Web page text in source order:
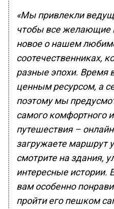
«Мы привлекли
чтобы все желающие
новое о нашем
соотечественниках,
разные эпохи. Время
ценным ресурсом, а
поэтому мы
самого комфортного
путешествия –
загружаете маршрут
смотрите на здания,
интересные истории.
вам особенно
пройти его пешком